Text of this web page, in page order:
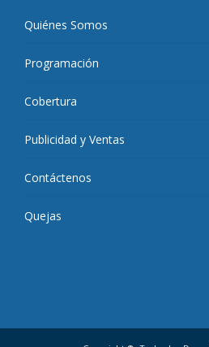
Quiénes Somos
Programación
Cobertura
Publicidad y Ventas
Contáctenos
Quejas